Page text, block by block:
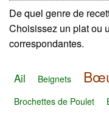
De quel genre de
Choisissez un plat ou
correspondantes.
Ail Beignets
Brochettes de Poulet